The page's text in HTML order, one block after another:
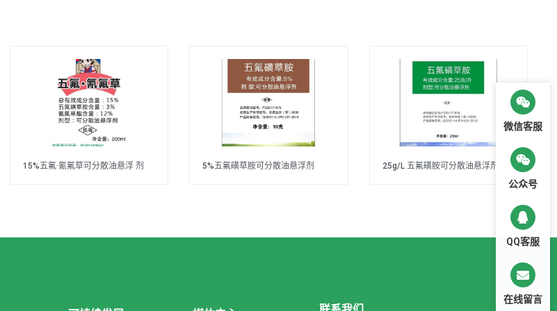
15%五氟·氰氟草可分散油悬浮 剂 5%五氟磺草胺可分散油悬浮剂 25g/L 五氟磺胺可分散油悬浮剂
微信客服
公众号
QQ客服
在线留言